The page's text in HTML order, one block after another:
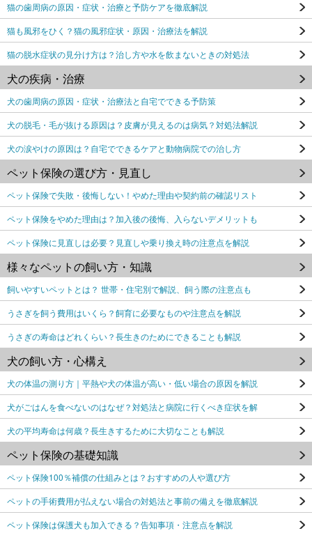
猫の歯周病の原因・症状・治療と予防ケアを徹底解説
猫も風邪をひく？猫の風邪症状・原因・治療法を解説
猫の脱水症状の見分け方は？治し方や水を飲まないときの対処法
犬の疾病・治療
犬の歯周病の原因・症状・治療法と自宅でできる予防策
犬の脱毛・毛が抜ける原因は？皮膚が見えるのは病気？対処法解説
犬の涙やけの原因は？自宅でできるケアと動物病院での治し方
ペット保険の選び方・見直し
ペット保険で失敗・後悔しない！やめた理由や契約前の確認リスト
ペット保険をやめた理由は？加入後の後悔、入らないデメリットも
ペット保険に見直しは必要？見直しや乗り換え時の注意点を解説
様々なペットの飼い方・知識
飼いやすいペットとは？ 世帯・住宅別で解説、飼う際の注意点も
うさぎを飼う費用はいくら？飼育に必要なものや注意点を解説
うさぎの寿命はどれくらい？長生きのためにできることも解説
犬の飼い方・心構え
犬の体温の測り方｜平熱や犬の体温が高い・低い場合の原因を解説
犬がごはんを食べないのはなぜ？対処法と病院に行くべき症状を解
犬の平均寿命は何歳？長生きするために大切なことも解説
ペット保険の基礎知識
ペット保険100％補償の仕組みとは？おすすめの人や選び方
ペットの手術費用が払えない場合の対処法と事前の備えを徹底解説
ペット保険は保護犬も加入できる？告知事項・注意点を解説